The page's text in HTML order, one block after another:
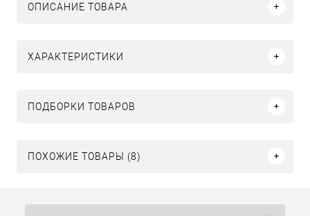
ОПИСАНИЕ ТОВАРА
ХАРАКТЕРИСТИКИ
ПОДБОРКИ ТОВАРОВ
ПОХОЖИЕ ТОВАРЫ (8)